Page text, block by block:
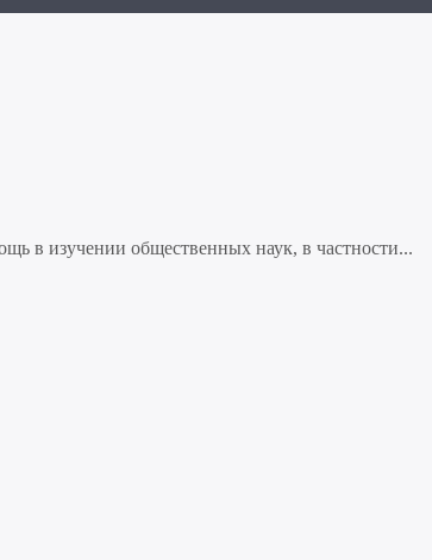
в изучении общественных наук, в частности...